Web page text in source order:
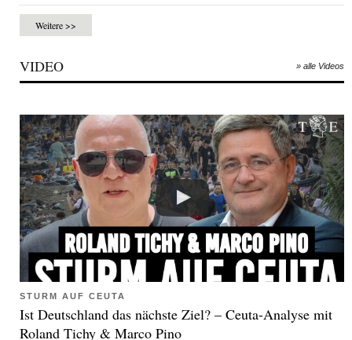
Weitere >>
VIDEO » alle Videos
STURM AUF CEUTA
Ist Deutschland das nächste Ziel? – Ceuta-Analyse mit
Roland Tichy & Marco Pino